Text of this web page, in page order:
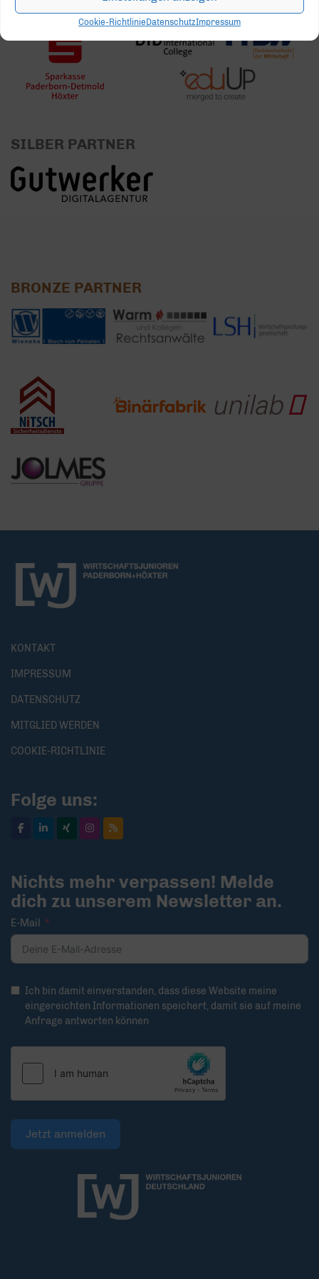
Cookie-RichtlinieDatenschutzImpressum
SILBER PARTNER
BRONZE PARTNER
KONTAKT
IMPRESSUM
DATENSCHUTZ
MITGLIED WERDEN
COOKIE-RICHTLINIE
Folge uns:
Nichts mehr verpassen! Melde
dich zu unserem Newsletter an.
E-Mail
Ich bin damit einverstanden, dass diese Website meine
eingereichten Informationen speichert, damit sie auf meine
Anfrage antworten können
Jetzt anmelden